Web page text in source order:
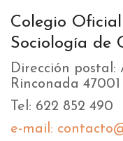
Colegio
Sociología de
Dirección postal:
Rinconada
Tel: 622 852 490
e-mail: